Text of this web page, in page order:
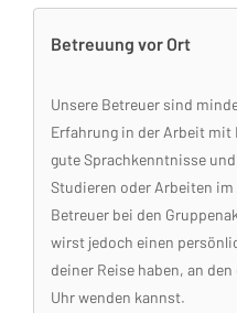
Betreuung vor Ort
Unsere Betreuer sind
Erfahrung in der Arbeit
gute Sprachkenntnisse
Studieren oder Arbeiten
Betreuer bei den
wirst jedoch einen
deiner Reise haben, an
Uhr wenden kannst.